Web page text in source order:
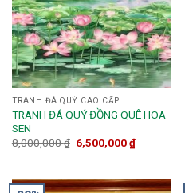
TRANH ĐÁ QUÝ CAO CẤP
TRANH ĐÁ QUÝ ĐỒNG QUÊ HOA
SEN
8,000,000₫ 6,500,000₫